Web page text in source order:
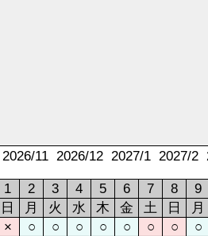
2026/11 2026/12 2027/1 2027/2
1 2 3 4 5 6 7 8
9
日
月 火 水 木 金 土 日
月
× ○ ○ ○ ○ ○ ○ ○
○